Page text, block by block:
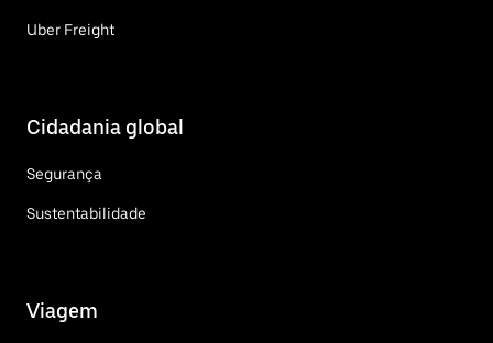
Uber Freight
Cidadania global
Segurança
Sustentabilidade
Viagem